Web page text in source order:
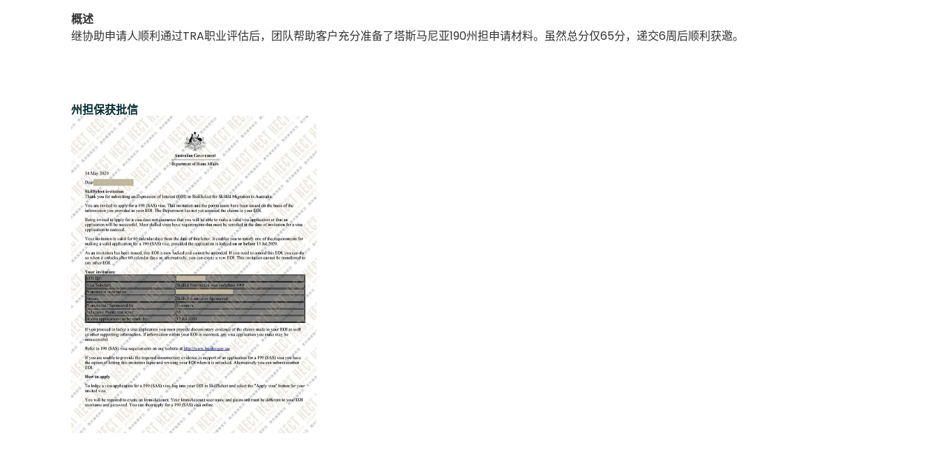
概述
继协助申请人顺利通过TRA职业评估后，团队帮助客户充分准备了塔斯马尼亚190州担申请材料。虽然总分仅65分，递交6周后顺利获邀。
州担保获批信